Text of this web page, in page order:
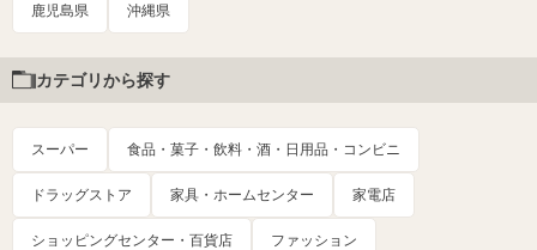
鹿児島県 沖縄県
カテゴリから探す
スーパー 食品・菓子・飲料・酒・日用品・コンビニ
ドラッグストア 家具・ホームセンター 家電店
ショッピングセンター・百貨店 ファッション